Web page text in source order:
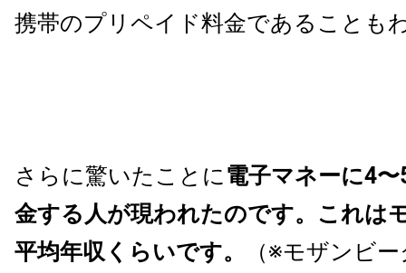
携帯のプリペイド料金であることも
さらに驚いたことに電子マネーに4
金する人が現われたのです。これは
平均年収くらいです。
（※モザンビ